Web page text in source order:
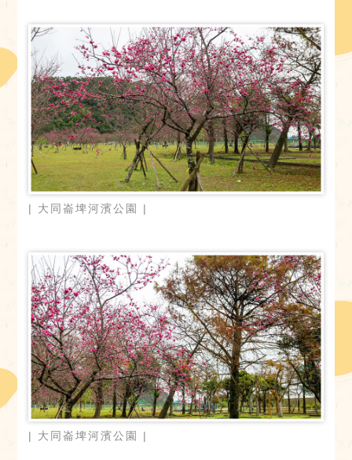
| 大同崙埤河濱公園 |
| 大同崙埤河濱公園 |